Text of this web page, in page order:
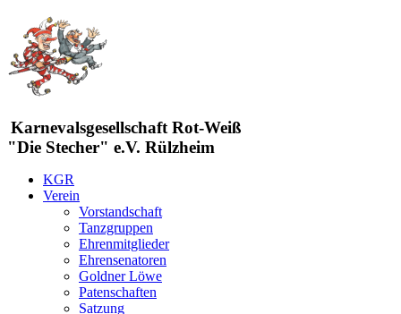
Karnevalsgesellschaft Rot-Weiß
"Die Stecher" e.V. Rülzheim
KGR
Verein
Vorstandschaft
Tanzgruppen
Ehrenmitglieder
Ehrensenatoren
Goldner Löwe
Patenschaften
Satzung